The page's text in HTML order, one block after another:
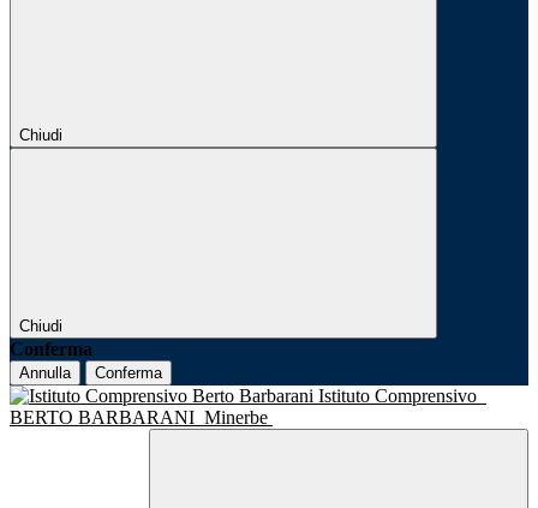
Chiudi
Chiudi
Conferma
Annulla Conferma
Istituto Comprensivo
BERTO BARBARANI Minerbe